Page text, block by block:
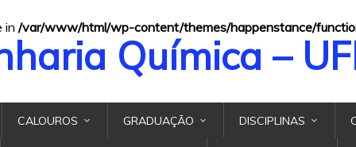
in /var/www/html/wp-content/themes/happenstance/
Química –
CALOUROS GRADUAÇÃO DISCIPLINAS